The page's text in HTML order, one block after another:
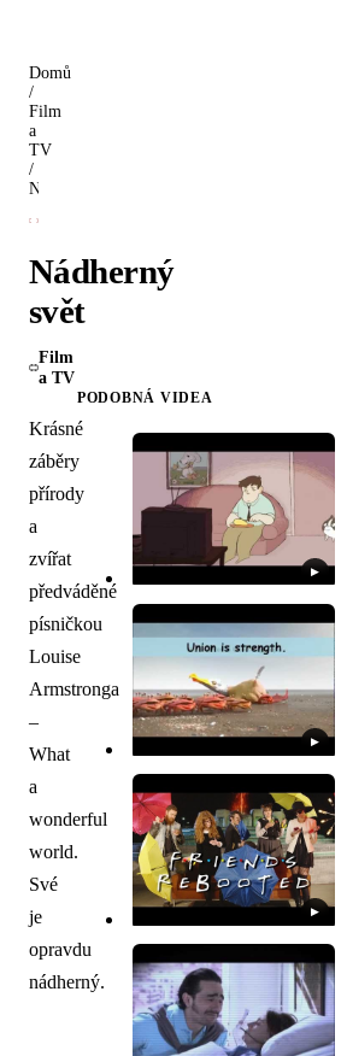
Domů
/
Film
a
TV
/
Nádherný
svět
Film
a TV
Krásné
záběry
přírody
a
zvířat
předváděné
písničkou
Louise
Armstronga
–
What
a
wonderful
world.
Své
je
opravdu
nádherný.
PODOBNÁ VIDEA
▶
▶
▶